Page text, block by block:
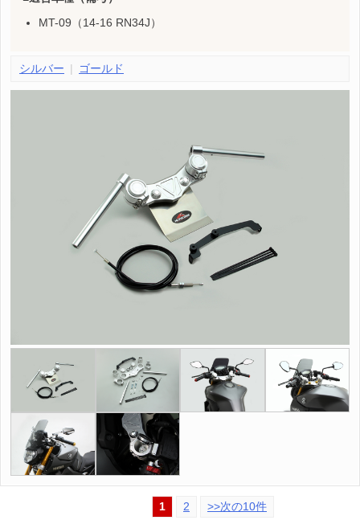
MT-09（14-16 RN34J）
シルバー ゴールド
1 2 >>次の10件